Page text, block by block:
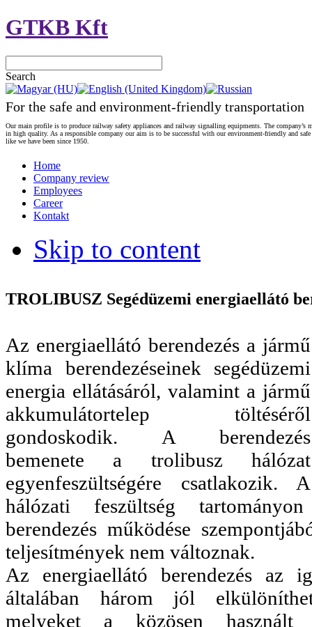
GTKB Kft
Search
For the safe and environment-friendly transportation
Our main profile is to produce railway safety appliances and railway signalling equipments. The company’s
in high quality. As a responsible company our aim is to be successful with our environment-friendly and
like we have been since 1950.
Home
Company review
Employees
Career
Kontakt
Skip to content
TROLIBUSZ Segédüzemi energiaellátó
Az energiaellátó berendezés a jármű
klíma berendezéseinek segédüzemi
energia ellátásáról, valamint a jármű
akkumulátortelep töltéséről
gondoskodik. A berendezés
bemenete a trolibusz hálózat
egyenfeszültségére csatlakozik. A
hálózati feszültség
berendezés működése
teljesítmények nem változnak.
Az energiaellátó berendezés az
általában három jól
melyeket a közösen használt